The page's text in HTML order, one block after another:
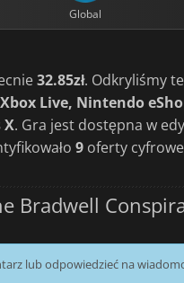
Global
32.85zł. Odkryliśmy
Live, Nintendo
X. Gra jest dostępna w
9 oferty
Bradwell
lub odpowiedzieć na